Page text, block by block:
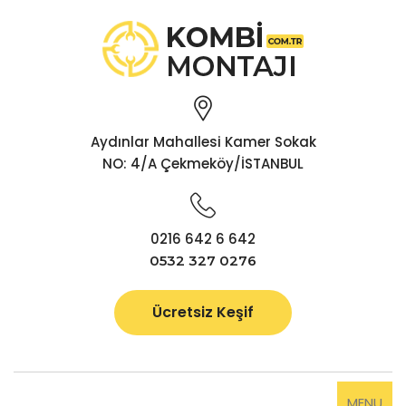
Aydınlar Mahallesi Kamer Sokak
NO: 4/A Çekmeköy/İSTANBUL
0216 642 6 642
0532 327 0276
Ücretsiz Keşif